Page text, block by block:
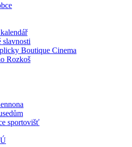
slavnosti
Boutique Cinema
Rozkoš
sportovišť